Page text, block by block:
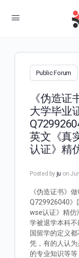
Public Forum
《伪造证
大学毕业
英文《真
认证》精
Posted by ju on
《伪造证书》
Q729926040》
wse认证》精仿
学被退学本科
国留学的定义
凭，有的人认
的专业知识等